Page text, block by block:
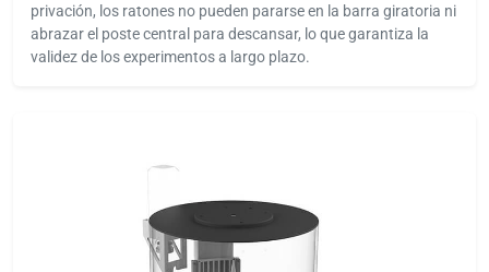
privación, los ratones no pueden pararse en la barra giratoria ni
abrazar el poste central para descansar, lo que garantiza la
validez de los experimentos a largo plazo.